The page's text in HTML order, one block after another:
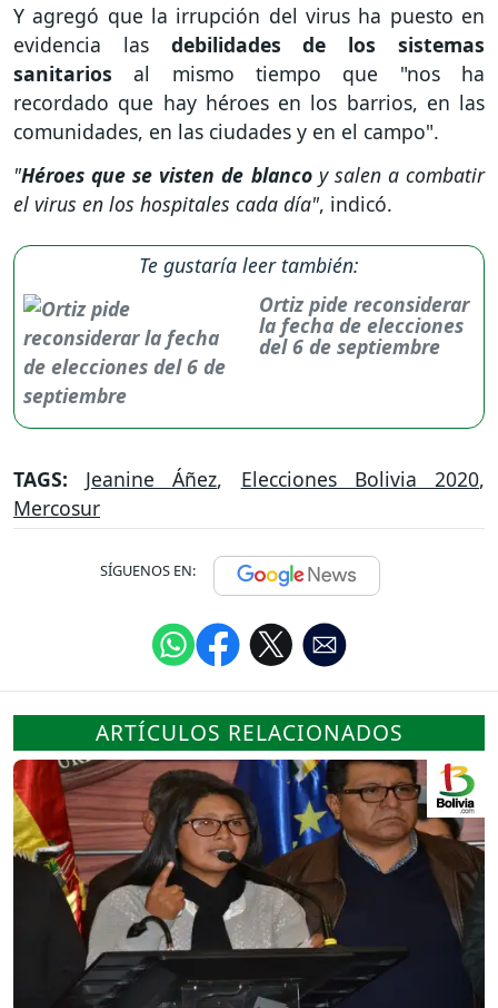
Y agregó que la irrupción del virus ha puesto en
evidencia las debilidades de los sistemas
sanitariosal mismo tiempo que "nos ha
recordado que hay héroes en los barrios, en las
comunidades, en las ciudades y en el campo".
"Héroes que se visten de blanco y salen a combatir
el virus en los hospitales cada día", indicó.
Te gustaría leer también:
Ortiz pide reconsiderar
la fecha de elecciones
del 6 de septiembre
TAGS: Jeanine Áñez, Elecciones Bolivia 2020,
Mercosur
SÍGUENOS EN:
ARTÍCULOS RELACIONADOS